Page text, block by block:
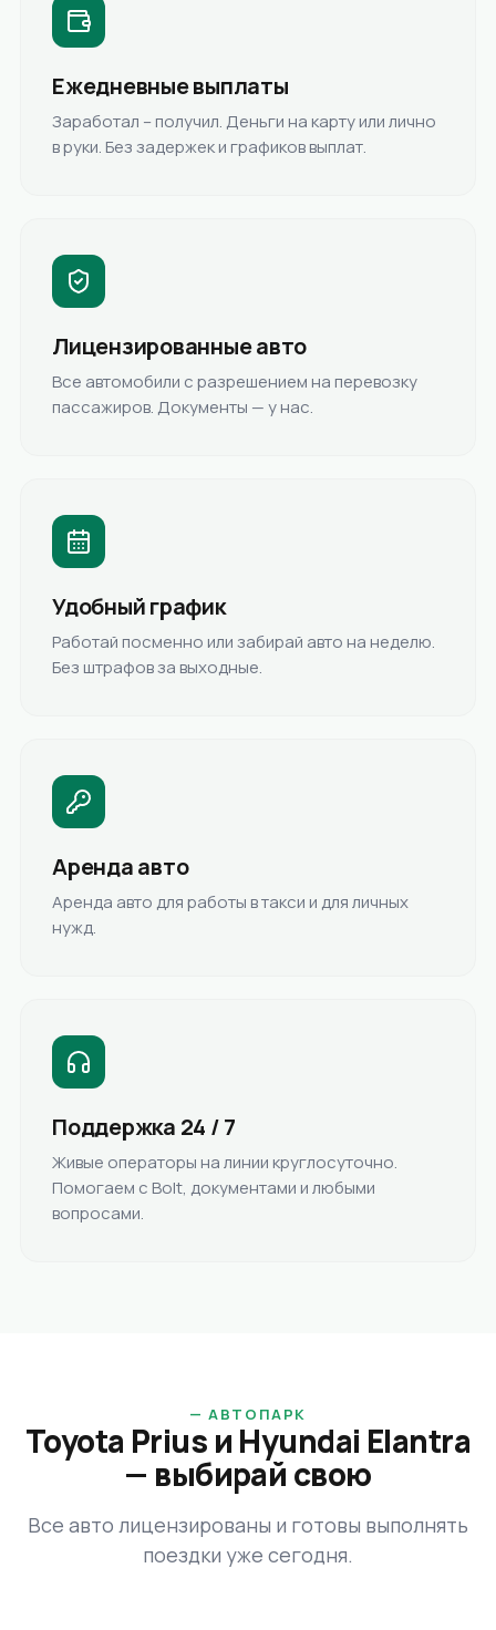
Ежедневные выплаты
Заработал – получил. Деньги на карту или лично
в руки. Без задержек и графиков выплат.
Лицензированные авто
Все автомобили с разрешением на перевозку
пассажиров. Документы — у нас.
Удобный график
Работай посменно или забирай авто на неделю.
Без штрафов за выходные.
Аренда авто
Аренда авто для работы в такси и для личных
нужд.
Поддержка 24 / 7
Живые операторы на линии круглосуточно.
Помогаем с Bolt, документами и любыми
вопросами.
—АВТОПАРК
Toyota Prius и Hyundai Elantra
— выбирай свою
Все авто лицензированы и готовы выполнять
поездки уже сегодня.